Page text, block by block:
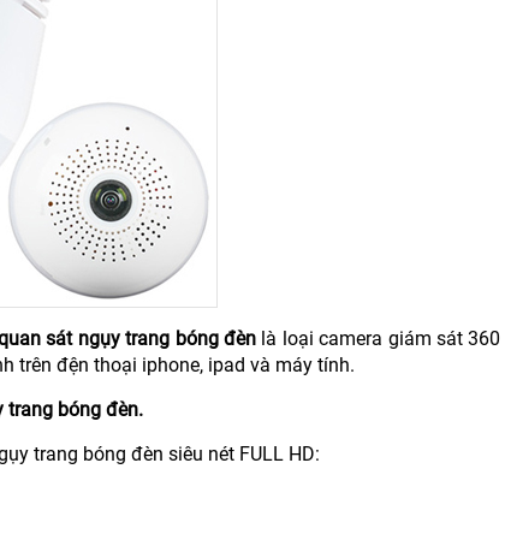
sát ngụy trang bóng đèn là loại camera giám sát
trên đện thoại iphone, ipad và máy tính.
trang bóng đèn.
trang bóng đèn siêu nét FULL HD: